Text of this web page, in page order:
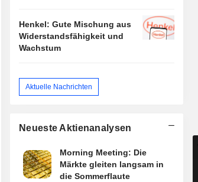
Henkel: Gute Mischung aus
Widerstandsfähigkeit und
Wachstum
Aktuelle Nachrichten
Neueste Aktienanalysen
Morning Meeting: Die
Märkte gleiten langsam in
die Sommerflaute